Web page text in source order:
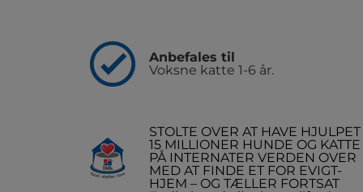
Anbefales til
Voksne katte 1-6 år.
STOLTE OVER AT HAVE HJULPET
15 MILLIONER HUNDE OG KATTE
PÅ INTERNATER VERDEN OVER
MED AT FINDE ET FOR EVIGT-
HJEM – OG TÆLLER FORTSAT